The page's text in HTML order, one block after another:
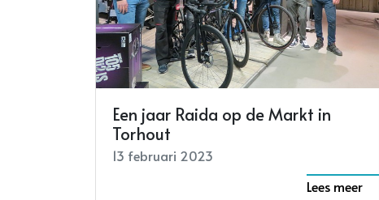
Een jaar Raida op de Markt in
Torhout
13 februari 2023
Lees meer